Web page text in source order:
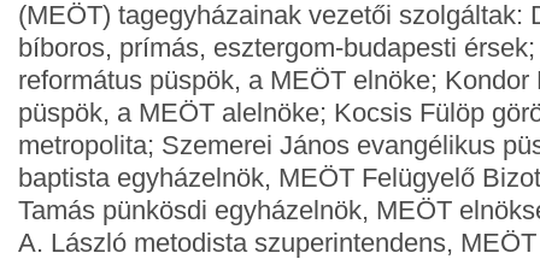
(MEÖT) tagegyházainak vezetői szolgáltak:
bíboros, prímás, esztergom-budapesti
református püspök, a MEÖT elnöke;
püspök, a MEÖT alelnöke; Kocsis Fülöp
metropolita; Szemerei János evangélikus
baptista egyházelnök, MEÖT Felügyelő
Tamás pünkösdi egyházelnök, MEÖT
A. László metodista szuperintendens,